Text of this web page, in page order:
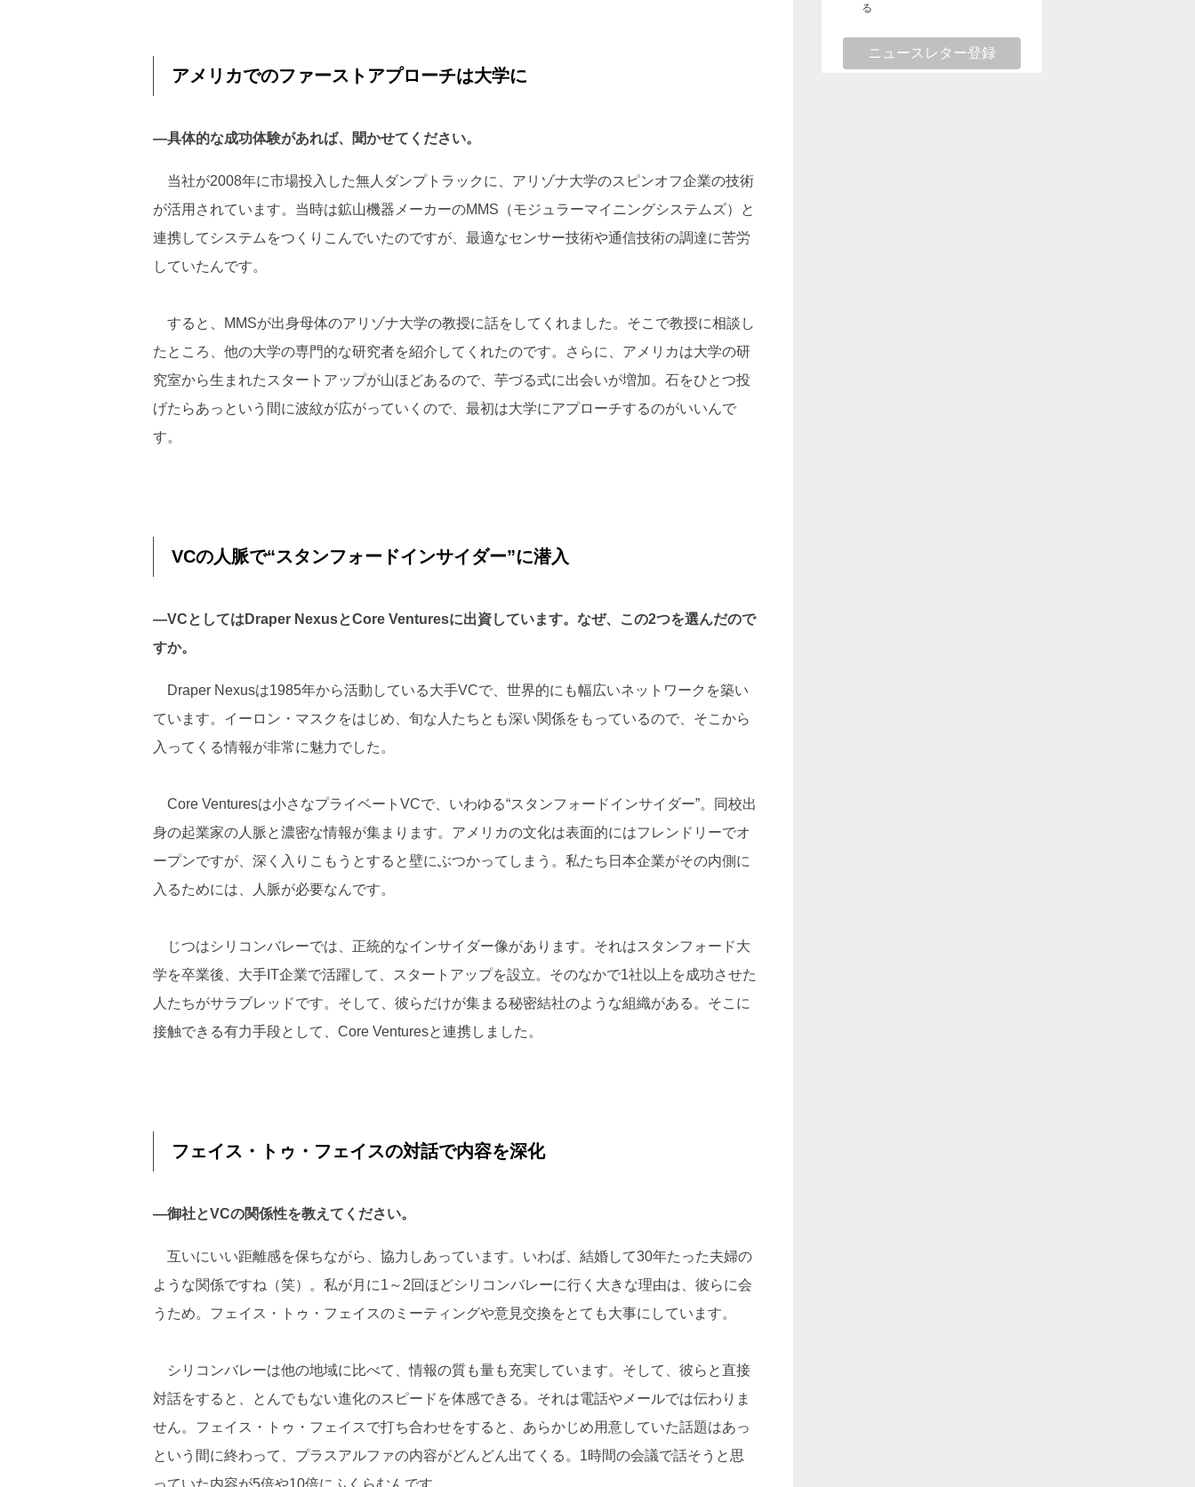
アメリカでのファーストアプローチは大学に
―具体的な成功体験があれば、聞かせてください。
当社が2008年に市場投入した無人ダンプトラックに、アリゾナ大学のスピンオフ企業の技術
が活用されています。当時は鉱山機器メーカーのMMS（モジュラーマイニングシステムズ）と
連携してシステムをつくりこんでいたのですが、最適なセンサー技術や通信技術の調達に苦労
していたんです。
すると、MMSが出身母体のアリゾナ大学の教授に話をしてくれました。そこで教授に相談し
たところ、他の大学の専門的な研究者を紹介してくれたのです。さらに、アメリカは大学の研
究室から生まれたスタートアップが山ほどあるので、芋づる式に出会いが増加。石をひとつ投
げたらあっという間に波紋が広がっていくので、最初は大学にアプローチするのがいいんで
す。
VCの人脈で“スタンフォードインサイダー”に潜入
―VCとしてはDraper NexusとCore Venturesに出資しています。なぜ、この2つを選んだので
すか。
Draper Nexusは1985年から活動している大手VCで、世界的にも幅広いネットワークを築い
ています。イーロン・マスクをはじめ、旬な人たちとも深い関係をもっているので、そこから
入ってくる情報が非常に魅力でした。
Core Venturesは小さなプライベートVCで、いわゆる“スタンフォードインサイダー”。同校出
身の起業家の人脈と濃密な情報が集まります。アメリカの文化は表面的にはフレンドリーでオ
ープンですが、深く入りこもうとすると壁にぶつかってしまう。私たち日本企業がその内側に
入るためには、人脈が必要なんです。
じつはシリコンバレーでは、正統的なインサイダー像があります。それはスタンフォード大
学を卒業後、大手IT企業で活躍して、スタートアップを設立。そのなかで1社以上を成功させた
人たちがサラブレッドです。そして、彼らだけが集まる秘密結社のような組織がある。そこに
接触できる有力手段として、Core Venturesと連携しました。
フェイス・トゥ・フェイスの対話で内容を深化
―御社とVCの関係性を教えてください。
互いにいい距離感を保ちながら、協力しあっています。いわば、結婚して30年たった夫婦の
ような関係ですね（笑）。私が月に1～2回ほどシリコンバレーに行く大きな理由は、彼らに会
うため。フェイス・トゥ・フェイスのミーティングや意見交換をとても大事にしています。
シリコンバレーは他の地域に比べて、情報の質も量も充実しています。そして、彼らと直接
対話をすると、とんでもない進化のスピードを体感できる。それは電話やメールでは伝わりま
せん。フェイス・トゥ・フェイスで打ち合わせをすると、あらかじめ用意していた話題はあっ
という間に終わって、プラスアルファの内容がどんどん出てくる。1時間の会議で話そうと思
っていた内容が5倍や10倍にふくらむんです。
る